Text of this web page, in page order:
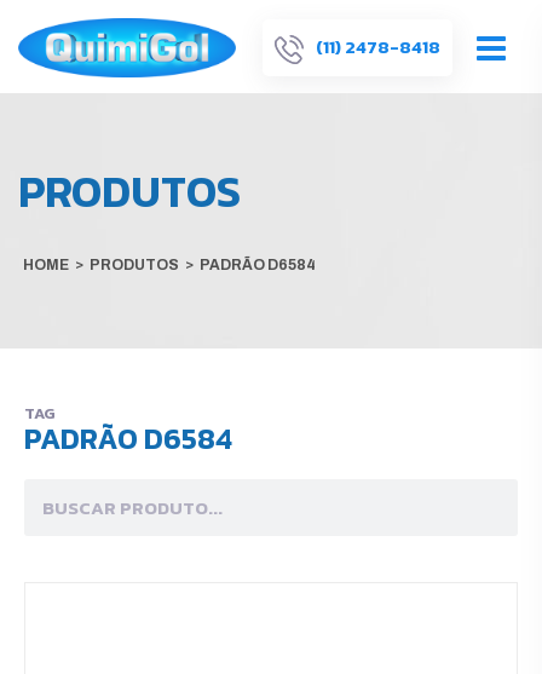
(11) 2478-8418
PRODUTOS
HOME > PRODUTOS > PADRÃO D6584
TAG
PADRÃO D6584